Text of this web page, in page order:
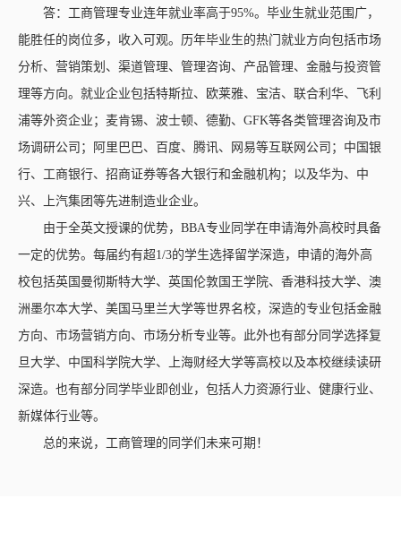
答：工商管理专业连年就业率高于95%。毕业生就业范围广，
能胜任的岗位多，收入可观。历年毕业生的热门就业方向包括市场
分析、营销策划、渠道管理、管理咨询、产品管理、金融与投资管
理等方向。就业企业包括特斯拉、欧莱雅、宝洁、联合利华、飞利
浦等外资企业；麦肯锡、波士顿、德勤、GFK等各类管理咨询及市
场调研公司；阿里巴巴、百度、腾讯、网易等互联网公司；中国银
行、工商银行、招商证券等各大银行和金融机构；以及华为、中
兴、上汽集团等先进制造业企业。
由于全英文授课的优势，BBA专业同学在申请海外高校时具备
一定的优势。每届约有超1/3的学生选择留学深造，申请的海外高
校包括英国曼彻斯特大学、英国伦敦国王学院、香港科技大学、澳
洲墨尔本大学、美国马里兰大学等世界名校，深造的专业包括金融
方向、市场营销方向、市场分析专业等。此外也有部分同学选择复
旦大学、中国科学院大学、上海财经大学等高校以及本校继续读研
深造。也有部分同学毕业即创业，包括人力资源行业、健康行业、
新媒体行业等。
总的来说，工商管理的同学们未来可期！